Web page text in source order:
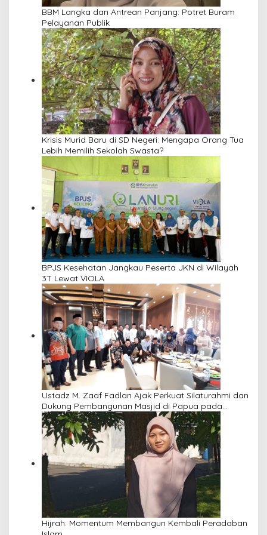
BBM Langka dan Antrean Panjang: Potret Buram
Pelayanan Publik
Krisis Murid Baru di SD Negeri: Mengapa Orang Tua
Lebih Memilih Sekolah Swasta?
BPJS Kesehatan Jangkau Peserta JKN di Wilayah
3T Lewat VIOLA
Ustadz M. Zaaf Fadlan Ajak Perkuat Silaturahmi dan
Dukung Pembangunan Masjid di Papua pada
Pengajian Yayasan Alimbas Insan Cita
Hijrah: Momentum Membangun Kembali Peradaban